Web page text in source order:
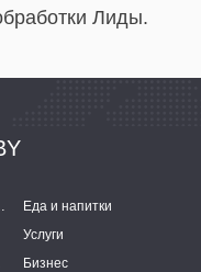
Лиды.
Еда и напитки
Услуги
Бизнес